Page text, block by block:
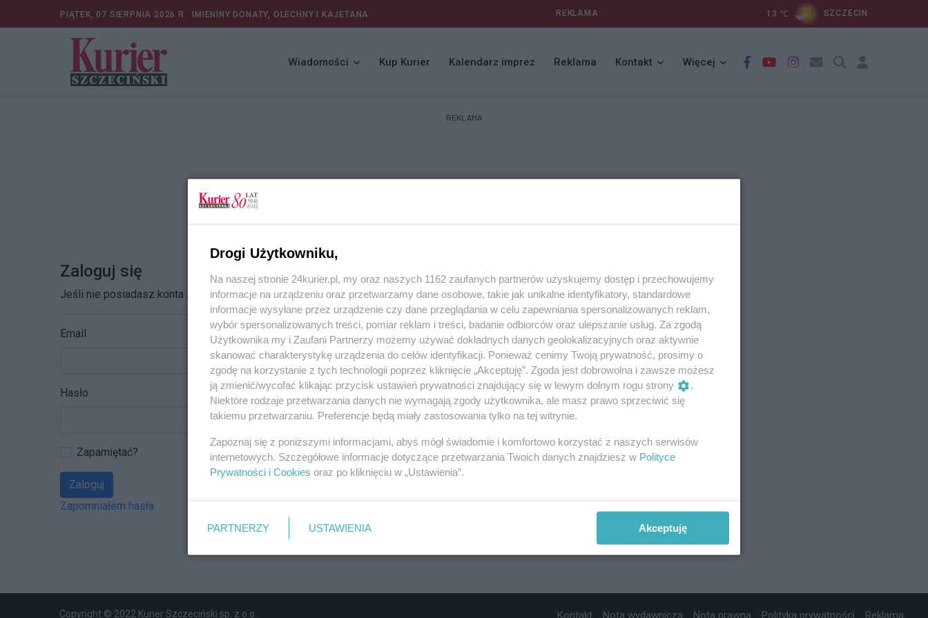
PIĄTEK, 07 SIERPNIA 2026 R. IMIENINY DONATY, OLECHNY I KAJETANA REKLAMA 13 ℃ SZCZECIN
Wiadomości Kup Kurier Kalendarz imprez Reklama Kontakt Więcej
REKLAMA
Zaloguj się
Jeśli nie posiadasz konta Zarejestruj się
Email
Hasło
Zapamiętać?
Zaloguj
Zapomniałem hasła
Copyright © 2022 Kurier Szczeciński sp. z o.o. Kontakt Nota wydawnicza Nota prawna Polityka prywatności Reklama
Drogi Użytkowniku,
Na naszej stronie 24kurier.pl, my oraz naszych 1162 zaufanych partnerów uzyskujemy dostęp i przechowujemy
informacje na urządzeniu oraz przetwarzamy dane osobowe, takie jak unikalne identyfikatory, standardowe
informacje wysyłane przez urządzenie czy dane przeglądania w celu zapewniania spersonalizowanych reklam,
wybór spersonalizowanych treści, pomiar reklam i treści, badanie odbiorców oraz ulepszanie usług. Za zgodą
Użytkownika my i Zaufani Partnerzy możemy używać dokładnych danych geolokalizacyjnych oraz aktywnie
skanować charakterystykę urządzenia do celów identyfikacji. Ponieważ cenimy Twoją prywatność, prosimy o
zgodę na korzystanie z tych technologii poprzez kliknięcie „Akceptuję”. Zgoda jest dobrowolna i zawsze możesz
ją zmienić/wycofać klikając przycisk ustawień prywatności znajdujący się w lewym dolnym rogu strony
.
Niektóre rodzaje przetwarzania danych nie wymagają zgody użytkownika, ale masz prawo sprzeciwić się
takiemu przetwarzaniu. Preferencje będą miały zastosowania tylko na tej witrynie.
Zapoznaj się z poniższymi informacjami, abyś mógł świadomie i komfortowo korzystać z naszych serwisów
internetowych. Szczegółowe informacje dotyczące przetwarzania Twoich danych znajdziesz w Polityce
Prywatności i Cookies oraz po kliknięciu w „Ustawienia”.
PARTNERZY USTAWIENIA Akceptuję